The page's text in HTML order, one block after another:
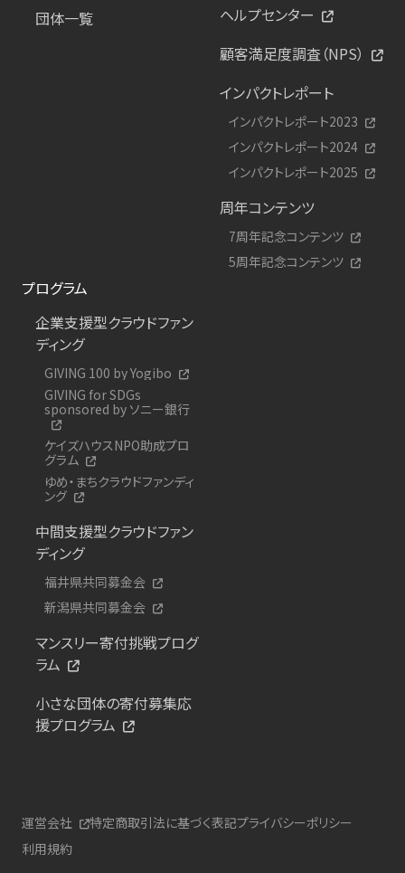
団体一覧
ヘルプセンター
顧客満足度調査（NPS）
インパクトレポート
インパクトレポート2023
インパクトレポート2024
インパクトレポート2025
周年コンテンツ
7周年記念コンテンツ
5周年記念コンテンツ
プログラム
企業支援型クラウドファン
ディング
GIVING 100 by Yogibo
GIVING for SDGs
sponsored by ソニー銀行
ケイズハウスNPO助成プロ
グラム
ゆめ・まちクラウドファンディ
ング
中間支援型クラウドファン
ディング
福井県共同募金会
新潟県共同募金会
マンスリー寄付挑戦プログ
ラム
小さな団体の寄付募集応
援プログラム
運営会社 特定商取引法に基づく表記プライバシーポリシー
利用規約